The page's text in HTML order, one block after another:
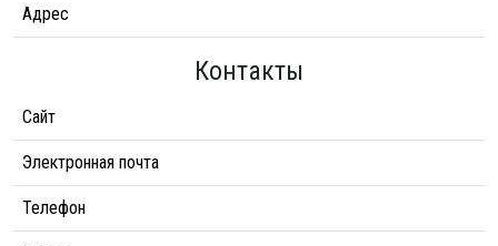
Адрес
Контакты
Сайт
Электронная почта
Телефон